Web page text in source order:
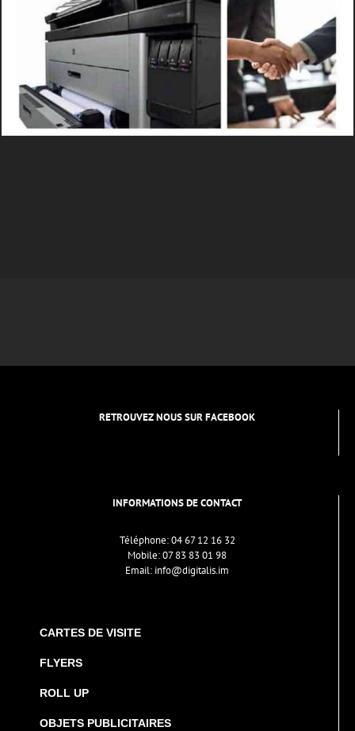
RETROUVEZ NOUS SUR FACEBOOK
INFORMATIONS DE CONTACT
Téléphone:04 67 12 16 32
Mobile:07 83 83 01 98
Email: info@digitalis.im
CARTES DE VISITE
FLYERS
ROLL UP
OBJETS PUBLICITAIRES